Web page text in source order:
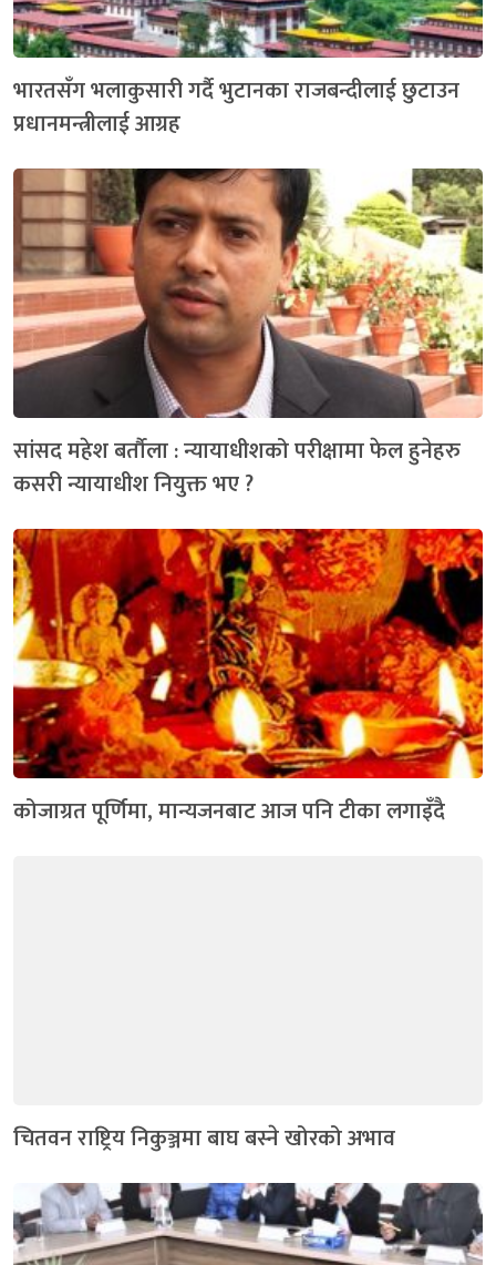
भारतसँग भलाकुसारी गर्दै भुटानका राजबन्दीलाई छुटाउन
प्रधानमन्त्रीलाई आग्रह
सांसद महेश बर्तौला : न्यायाधीशको परीक्षामा फेल हुनेहरु
कसरी न्यायाधीश नियुक्त भए ?
कोजाग्रत पूर्णिमा, मान्यजनबाट आज पनि टीका लगाइँदै
चितवन राष्ट्रिय निकुञ्जमा बाघ बस्ने खोरको अभाव